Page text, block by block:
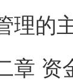
理的
资